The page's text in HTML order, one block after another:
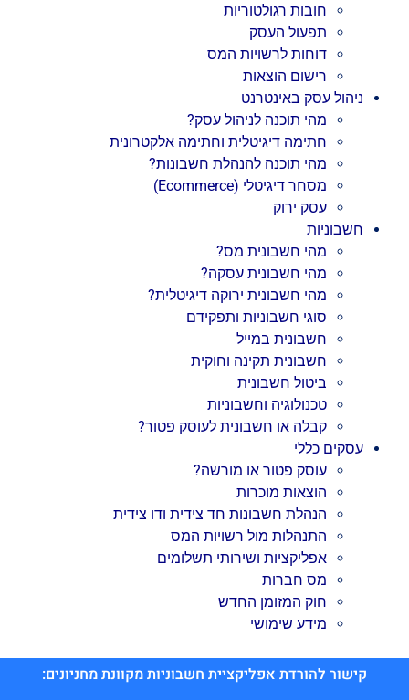
חובות רגולטוריות
תפעול העסק
דוחות לרשויות המס
רישום הוצאות
ניהול עסק באינטרנט
מהי תוכנה לניהול עסק?
חתימה דיגיטלית וחתימה אלקטרונית
מהי תוכנה להנהלת חשבונות?
מסחר דיגיטלי (Ecommerce)
עסק ירוק
חשבוניות
מהי חשבונית מס?
מהי חשבונית עסקה?
מהי חשבונית ירוקה דיגיטלית?
סוגי חשבוניות ותפקידם
חשבונית במייל
חשבונית תקינה וחוקית
ביטול חשבונית
טכנולוגיה וחשבוניות
קבלה או חשבונית לעוסק פטור?
עסקים כללי
עוסק פטור או מורשה?
הוצאות מוכרות
הנהלת חשבונות חד צידית ודו צידית
התנהלות מול רשויות המס
אפליקציות ושירותי תשלומים
מס חברות
חוק המזומן החדש
מידע שימושי
קישור להורדת אפליקציית חשבוניות מקוונת מחניונים: